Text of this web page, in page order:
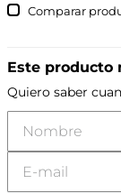
Comparar
Este producto
Quiero saber